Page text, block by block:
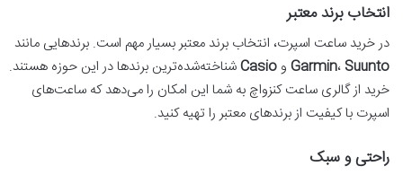
انتخاب برند معتبر
در خرید ساعت اسپرت، انتخاب برند معتبر بسیار مهم است. برندهایی مانند
Garmin، Suunto و Casioشناخته‌شده‌ترین برندها در این حوزه هستند.
خرید از گالری ساعت کنزواچ به شما این امکان را می‌دهد که ساعت‌های
اسپرت با کیفیت از برندهای معتبر را تهیه کنید.
راحتی و سبک